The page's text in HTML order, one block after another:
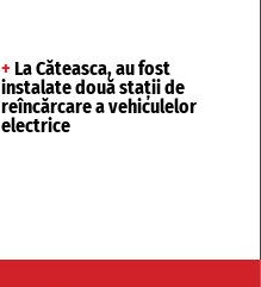
+ La Căteasca, au fost
instalate două stații de
reîncărcare a vehiculelor
electrice